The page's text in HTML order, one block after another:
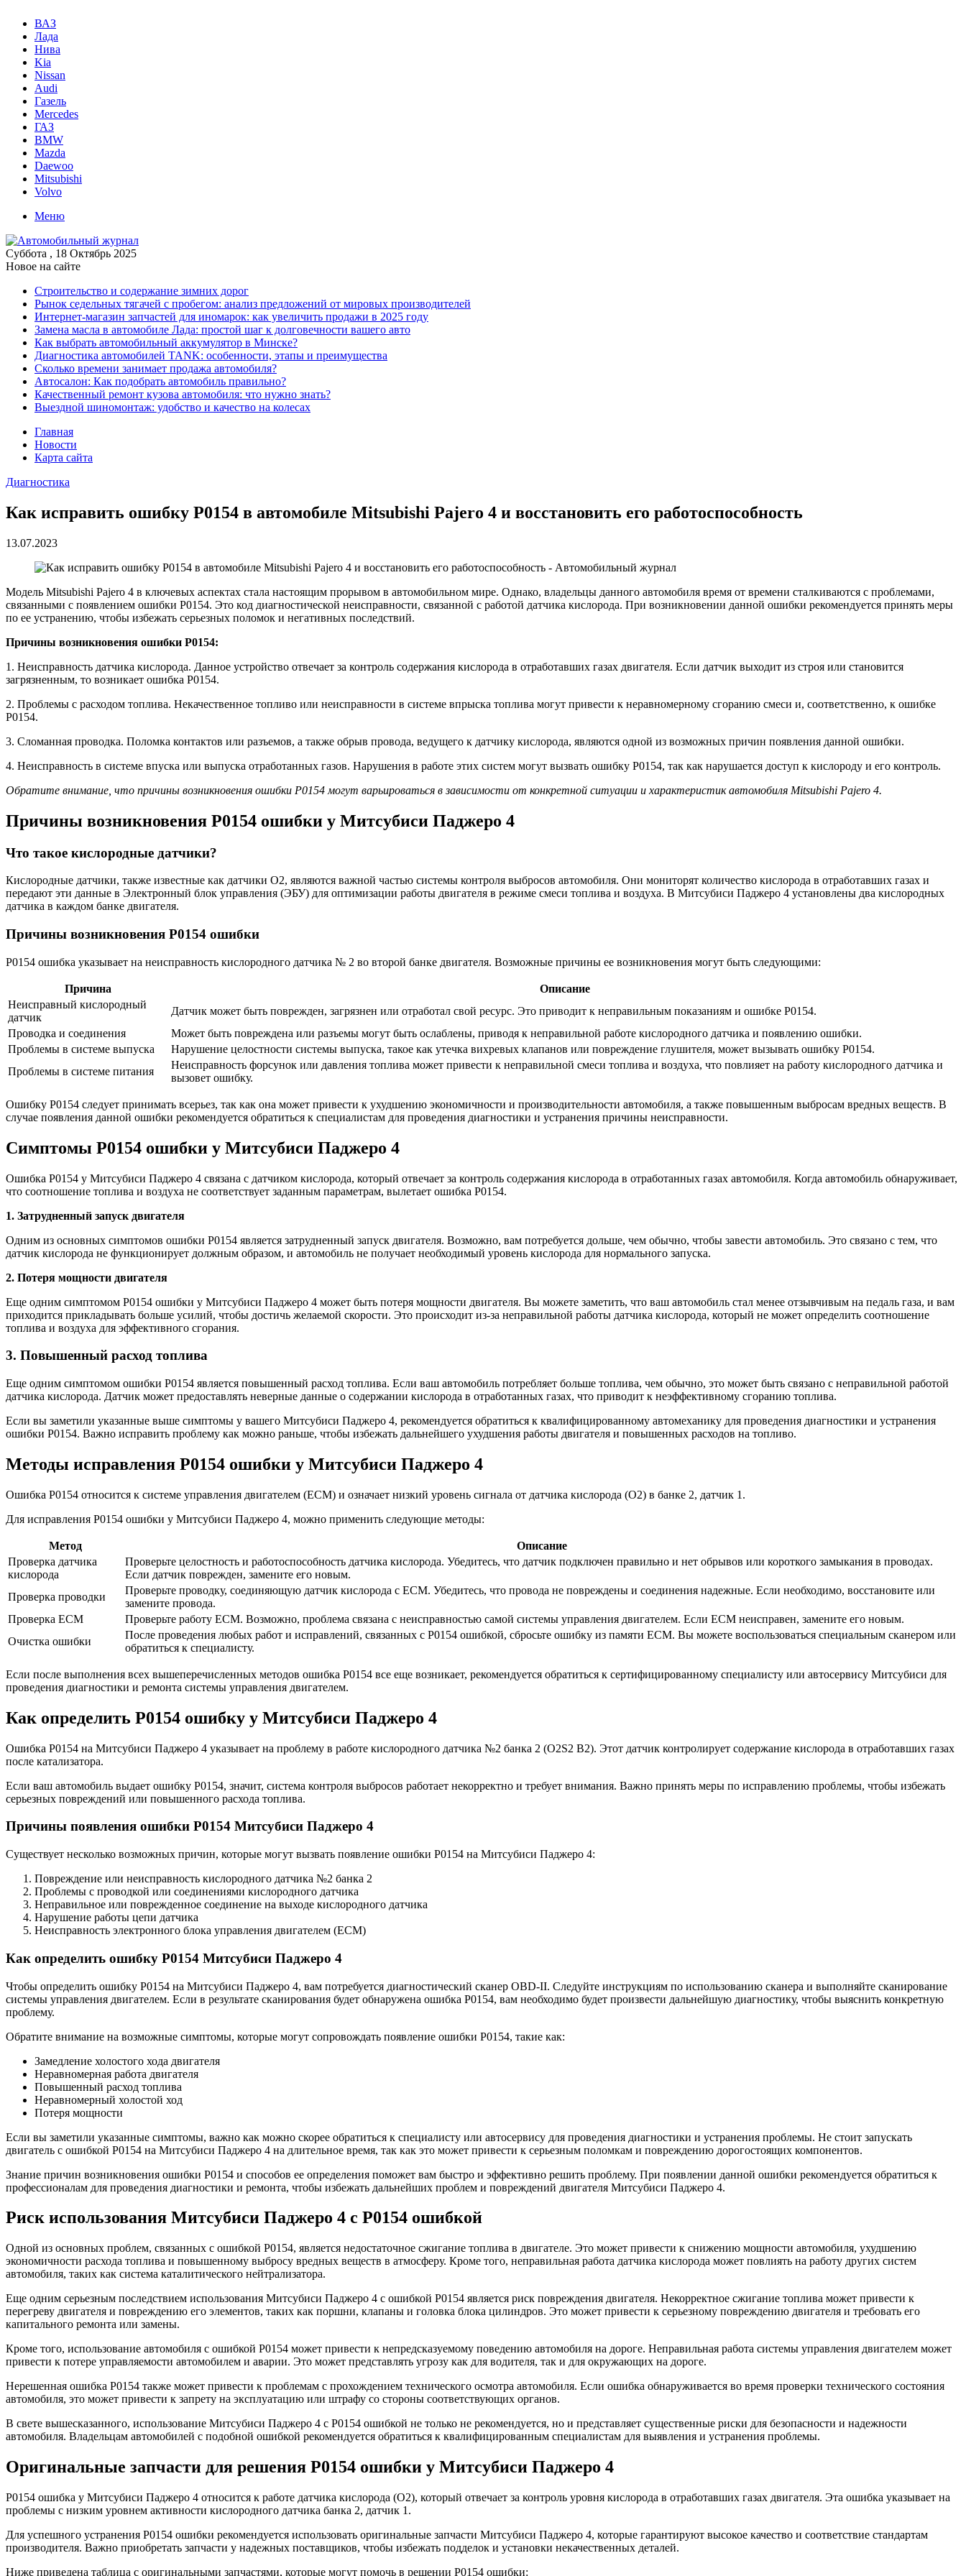
ВАЗ
Лада
Нива
Kia
Nissan
Audi
Газель
Mercedes
ГАЗ
BMW
Mazda
Daewoo
Mitsubishi
Volvo
Меню
Суббота , 18 Октябрь 2025
Новое на сайте
Строительство и содержание зимних дорог
Рынок седельных тягачей с пробегом: анализ предложений от мировых производителей
Интернет-магазин запчастей для иномарок: как увеличить продажи в 2025 году
Замена масла в автомобиле Лада: простой шаг к долговечности вашего авто
Как выбрать автомобильный аккумулятор в Минске?
Диагностика автомобилей TANK: особенности, этапы и преимущества
Сколько времени занимает продажа автомобиля?
Автосалон: Как подобрать автомобиль правильно?
Качественный ремонт кузова автомобиля: что нужно знать?
Выездной шиномонтаж: удобство и качество на колесах
Главная
Новости
Карта сайта
Диагностика
Как исправить ошибку Р0154 в автомобиле Mitsubishi Pajero 4 и восстановить его работоспособность
13.07.2023
Модель Mitsubishi Pajero 4 в ключевых аспектах стала настоящим прорывом в автомобильном мире. Однако, владельцы данного автомобиля время от времени сталкиваются с проблемами,
связанными с появлением ошибки Р0154. Это код диагностической неисправности, связанной с работой датчика кислорода. При возникновении данной ошибки рекомендуется принять меры
по ее устранению, чтобы избежать серьезных поломок и негативных последствий.
Причины возникновения ошибки Р0154:
1. Неисправность датчика кислорода. Данное устройство отвечает за контроль содержания кислорода в отработавших газах двигателя. Если датчик выходит из строя или становится
загрязненным, то возникает ошибка Р0154.
2. Проблемы с расходом топлива. Некачественное топливо или неисправности в системе впрыска топлива могут привести к неравномерному сгоранию смеси и, соответственно, к ошибке
Р0154.
3. Сломанная проводка. Поломка контактов или разъемов, а также обрыв провода, ведущего к датчику кислорода, являются одной из возможных причин появления данной ошибки.
4. Неисправность в системе впуска или выпуска отработанных газов. Нарушения в работе этих систем могут вызвать ошибку Р0154, так как нарушается доступ к кислороду и его контроль.
Обратите внимание, что причины возникновения ошибки Р0154 могут варьироваться в зависимости от конкретной ситуации и характеристик автомобиля Mitsubishi Pajero 4.
Причины возникновения Р0154 ошибки у Митсубиси Паджеро 4
Что такое кислородные датчики?
Кислородные датчики, также известные как датчики O2, являются важной частью системы контроля выбросов автомобиля. Они мониторят количество кислорода в отработавших газах и
передают эти данные в Электронный блок управления (ЭБУ) для оптимизации работы двигателя в режиме смеси топлива и воздуха. В Митсубиси Паджеро 4 установлены два кислородных
датчика в каждом банке двигателя.
Причины возникновения Р0154 ошибки
Р0154 ошибка указывает на неисправность кислородного датчика № 2 во второй банке двигателя. Возможные причины ее возникновения могут быть следующими:
Причина
Описание
Неисправный кислородный
датчик
Датчик может быть поврежден, загрязнен или отработал свой ресурс. Это приводит к неправильным показаниям и ошибке Р0154.
Проводка и соединения
Может быть повреждена или разъемы могут быть ослаблены, приводя к неправильной работе кислородного датчика и появлению ошибки.
Проблемы в системе выпуска
Нарушение целостности системы выпуска, такое как утечка вихревых клапанов или повреждение глушителя, может вызывать ошибку Р0154.
Проблемы в системе питания
Неисправность форсунок или давления топлива может привести к неправильной смеси топлива и воздуха, что повлияет на работу кислородного датчика и
вызовет ошибку.
Ошибку Р0154 следует принимать всерьез, так как она может привести к ухудшению экономичности и производительности автомобиля, а также повышенным выбросам вредных веществ. В
случае появления данной ошибки рекомендуется обратиться к специалистам для проведения диагностики и устранения причины неисправности.
Симптомы Р0154 ошибки у Митсубиси Паджеро 4
Ошибка Р0154 у Митсубиси Паджеро 4 связана с датчиком кислорода, который отвечает за контроль содержания кислорода в отработанных газах автомобиля. Когда автомобиль обнаруживает,
что соотношение топлива и воздуха не соответствует заданным параметрам, вылетает ошибка Р0154.
1. Затрудненный запуск двигателя
Одним из основных симптомов ошибки Р0154 является затрудненный запуск двигателя. Возможно, вам потребуется дольше, чем обычно, чтобы завести автомобиль. Это связано с тем, что
датчик кислорода не функционирует должным образом, и автомобиль не получает необходимый уровень кислорода для нормального запуска.
2. Потеря мощности двигателя
Еще одним симптомом Р0154 ошибки у Митсубиси Паджеро 4 может быть потеря мощности двигателя. Вы можете заметить, что ваш автомобиль стал менее отзывчивым на педаль газа, и вам
приходится прикладывать больше усилий, чтобы достичь желаемой скорости. Это происходит из-за неправильной работы датчика кислорода, который не может определить соотношение
топлива и воздуха для эффективного сгорания.
3. Повышенный расход топлива
Еще одним симптомом ошибки Р0154 является повышенный расход топлива. Если ваш автомобиль потребляет больше топлива, чем обычно, это может быть связано с неправильной работой
датчика кислорода. Датчик может предоставлять неверные данные о содержании кислорода в отработанных газах, что приводит к неэффективному сгоранию топлива.
Если вы заметили указанные выше симптомы у вашего Митсубиси Паджеро 4, рекомендуется обратиться к квалифицированному автомеханику для проведения диагностики и устранения
ошибки Р0154. Важно исправить проблему как можно раньше, чтобы избежать дальнейшего ухудшения работы двигателя и повышенных расходов на топливо.
Методы исправления Р0154 ошибки у Митсубиси Паджеро 4
Ошибка Р0154 относится к системе управления двигателем (ECM) и означает низкий уровень сигнала от датчика кислорода (O2) в банке 2, датчик 1.
Для исправления Р0154 ошибки у Митсубиси Паджеро 4, можно применить следующие методы:
Метод
Описание
Проверка датчика
кислорода
Проверьте целостность и работоспособность датчика кислорода. Убедитесь, что датчик подключен правильно и нет обрывов или короткого замыкания в проводах.
Если датчик поврежден, замените его новым.
Проверка проводки
Проверьте проводку, соединяющую датчик кислорода с ECM. Убедитесь, что провода не повреждены и соединения надежные. Если необходимо, восстановите или
замените провода.
Проверка ECM
Проверьте работу ECM. Возможно, проблема связана с неисправностью самой системы управления двигателем. Если ECM неисправен, замените его новым.
Очистка ошибки
После проведения любых работ и исправлений, связанных с Р0154 ошибкой, сбросьте ошибку из памяти ECM. Вы можете воспользоваться специальным сканером или
обратиться к специалисту.
Если после выполнения всех вышеперечисленных методов ошибка Р0154 все еще возникает, рекомендуется обратиться к сертифицированному специалисту или автосервису Митсубиси для
проведения диагностики и ремонта системы управления двигателем.
Как определить Р0154 ошибку у Митсубиси Паджеро 4
Ошибка Р0154 на Митсубиси Паджеро 4 указывает на проблему в работе кислородного датчика №2 банка 2 (O2S2 B2). Этот датчик контролирует содержание кислорода в отработавших газах
после катализатора.
Если ваш автомобиль выдает ошибку Р0154, значит, система контроля выбросов работает некорректно и требует внимания. Важно принять меры по исправлению проблемы, чтобы избежать
серьезных повреждений или повышенного расхода топлива.
Причины появления ошибки Р0154 Митсубиси Паджеро 4
Существует несколько возможных причин, которые могут вызвать появление ошибки Р0154 на Митсубиси Паджеро 4:
Повреждение или неисправность кислородного датчика №2 банка 2
Проблемы с проводкой или соединениями кислородного датчика
Неправильное или поврежденное соединение на выходе кислородного датчика
Нарушение работы цепи датчика
Неисправность электронного блока управления двигателем (ECM)
Как определить ошибку Р0154 Митсубиси Паджеро 4
Чтобы определить ошибку Р0154 на Митсубиси Паджеро 4, вам потребуется диагностический сканер OBD-II. Следуйте инструкциям по использованию сканера и выполняйте сканирование
системы управления двигателем. Если в результате сканирования будет обнаружена ошибка Р0154, вам необходимо будет произвести дальнейшую диагностику, чтобы выяснить конкретную
проблему.
Обратите внимание на возможные симптомы, которые могут сопровождать появление ошибки Р0154, такие как:
Замедление холостого хода двигателя
Неравномерная работа двигателя
Повышенный расход топлива
Неравномерный холостой ход
Потеря мощности
Если вы заметили указанные симптомы, важно как можно скорее обратиться к специалисту или автосервису для проведения диагностики и устранения проблемы. Не стоит запускать
двигатель с ошибкой Р0154 на Митсубиси Паджеро 4 на длительное время, так как это может привести к серьезным поломкам и повреждению дорогостоящих компонентов.
Знание причин возникновения ошибки Р0154 и способов ее определения поможет вам быстро и эффективно решить проблему. При появлении данной ошибки рекомендуется обратиться к
профессионалам для проведения диагностики и ремонта, чтобы избежать дальнейших проблем и повреждений двигателя Митсубиси Паджеро 4.
Риск использования Митсубиси Паджеро 4 с Р0154 ошибкой
Одной из основных проблем, связанных с ошибкой Р0154, является недостаточное сжигание топлива в двигателе. Это может привести к снижению мощности автомобиля, ухудшению
экономичности расхода топлива и повышенному выбросу вредных веществ в атмосферу. Кроме того, неправильная работа датчика кислорода может повлиять на работу других систем
автомобиля, таких как система каталитического нейтрализатора.
Еще одним серьезным последствием использования Митсубиси Паджеро 4 с ошибкой Р0154 является риск повреждения двигателя. Некорректное сжигание топлива может привести к
перегреву двигателя и повреждению его элементов, таких как поршни, клапаны и головка блока цилиндров. Это может привести к серьезному повреждению двигателя и требовать его
капитального ремонта или замены.
Кроме того, использование автомобиля с ошибкой Р0154 может привести к непредсказуемому поведению автомобиля на дороге. Неправильная работа системы управления двигателем может
привести к потере управляемости автомобилем и аварии. Это может представлять угрозу как для водителя, так и для окружающих на дороге.
Нерешенная ошибка Р0154 также может привести к проблемам с прохождением технического осмотра автомобиля. Если ошибка обнаруживается во время проверки технического состояния
автомобиля, это может привести к запрету на эксплуатацию или штрафу со стороны соответствующих органов.
В свете вышесказанного, использование Митсубиси Паджеро 4 с Р0154 ошибкой не только не рекомендуется, но и представляет существенные риски для безопасности и надежности
автомобиля. Владельцам автомобилей с подобной ошибкой рекомендуется обратиться к квалифицированным специалистам для выявления и устранения проблемы.
Оригинальные запчасти для решения Р0154 ошибки у Митсубиси Паджеро 4
Р0154 ошибка у Митсубиси Паджеро 4 относится к работе датчика кислорода (O2), который отвечает за контроль уровня кислорода в отработавших газах двигателя. Эта ошибка указывает на
проблемы с низким уровнем активности кислородного датчика банка 2, датчик 1.
Для успешного устранения Р0154 ошибки рекомендуется использовать оригинальные запчасти Митсубиси Паджеро 4, которые гарантируют высокое качество и соответствие стандартам
производителя. Важно приобретать запчасти у надежных поставщиков, чтобы избежать подделок и установки некачественных деталей.
Ниже приведена таблица с оригинальными запчастями, которые могут помочь в решении Р0154 ошибки: